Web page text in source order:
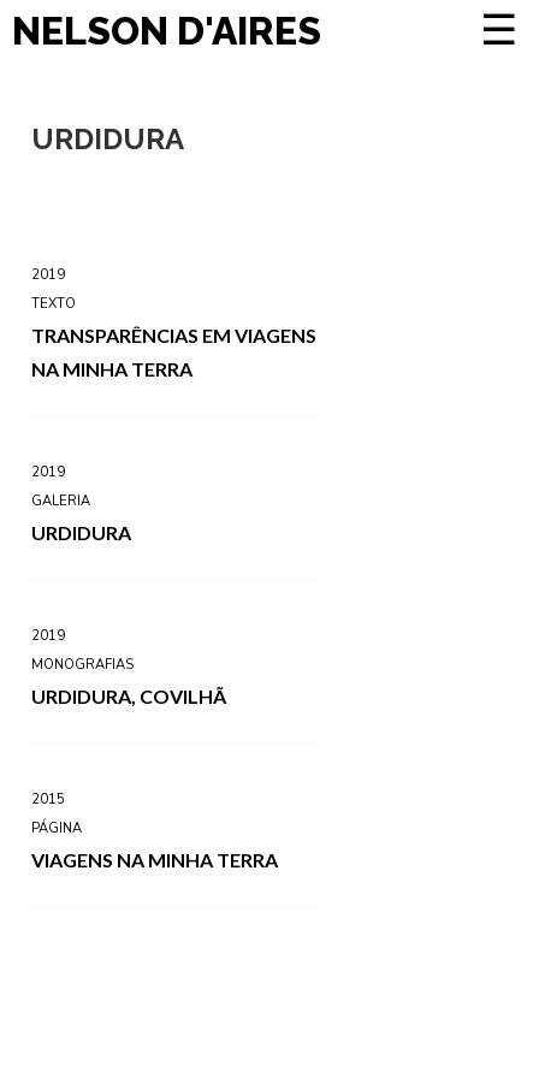
NELSON D'AIRES ☰
URDIDURA
2019
TEXTO
TRANSPARÊNCIAS EM VIAGENS
NA MINHA TERRA
2019
GALERIA
URDIDURA
2019
MONOGRAFIAS
URDIDURA, COVILHÃ
2015
PÁGINA
VIAGENS NA MINHA TERRA